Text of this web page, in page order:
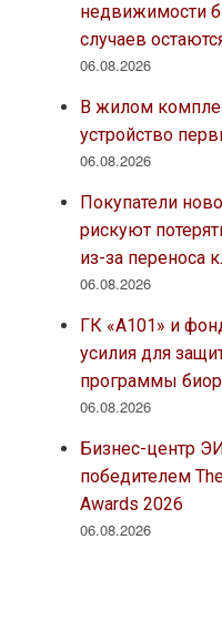
недвижимости
случаев
06.08.2026
В жилом
устройство
06.08.2026
Покупатели
рискуют
из-за переноса
06.08.2026
ГК «А101» и
усилия для
программы
06.08.2026
Бизнес-центр
победителем
Awards 2026
06.08.2026